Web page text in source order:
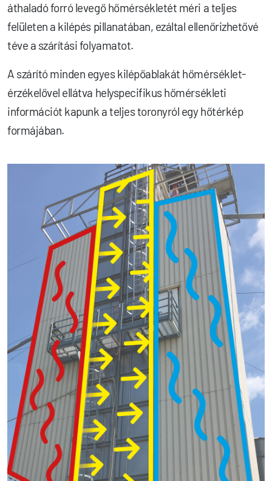
áthaladó forró levegő hőmérsékletét méri a teljes
felületen a kilépés pillanatában, ezáltal ellenőrizhetővé
téve a szárítási folyamatot.
A szárító minden egyes kilépőablakát hőmérséklet-
érzékelővel ellátva helyspecifikus hőmérsékleti
információt kapunk a teljes toronyról egy hőtérkép
formájában.